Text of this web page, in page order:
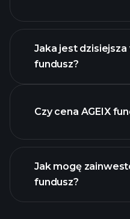
Jaka jest dzisiejsza
fundusz?
Czy cena AGEIX
Jak mogę
fundusz?